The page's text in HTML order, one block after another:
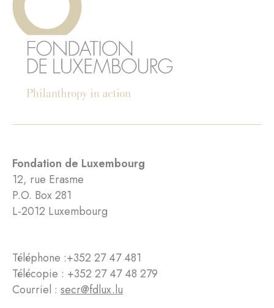
Fondation de Luxembourg
12, rue Erasme
P.O. Box 281
L-2012 Luxembourg
Téléphone :+352 27 47 481
Télécopie : +352 27 47 48 279
Courriel : secr@fdlux.lu